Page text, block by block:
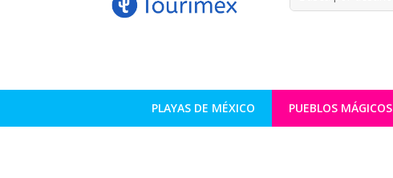
PLAYAS DE MÉXICO PUEBLOS MÁGICOS